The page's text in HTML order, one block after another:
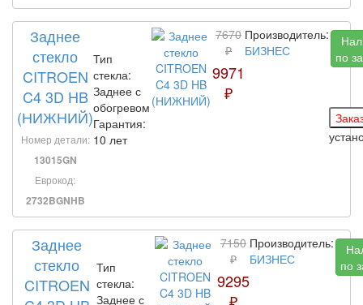
Заднее
стекло
CITROEN
C4 3D HB
(НИЖНИЙ)
Номер детали:
13015GN
Еврокод:
2732BGNHB
Тип
стекла:
Заднее с
обогревом
Гарантия:
10 лет
7670
₽
9971
₽
Производитель:
БИЗНЕС
по
Заднее
стекло
CITROEN
Тип
стекла:
Заднее с
7150
₽
9295
₽
Производитель:
БИЗНЕС
по